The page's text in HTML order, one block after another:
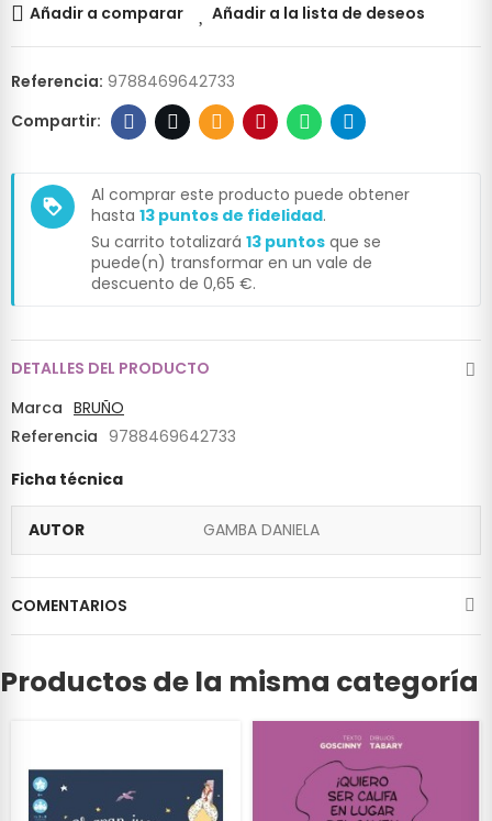
Añadir a comparar Añadir a la lista de deseos
Referencia: 9788469642733
loyalty
Al comprar este producto puede obtener
hasta 13 puntos de fidelidad.
Su carrito totalizará 13 puntos que se
puede(n) transformar en un vale de
descuento de 0,65 €.
DETALLES DEL PRODUCTO
Marca BRUÑO
Referencia 9788469642733
Ficha técnica
AUTOR GAMBA DANIELA
COMENTARIOS
Productos de la misma categoría